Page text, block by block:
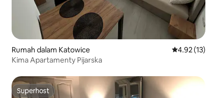
Rumah dalam Katowice Penarafan
4.92 (13)
Kima Apartamenty Pijarska
Superhost
Superhost